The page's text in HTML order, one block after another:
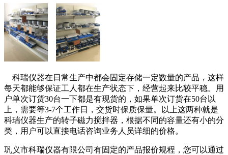
科瑞仪器在日常生产中都会固定存储一定数量的产品，这样
每天都能够保证工人都在生产状态下，经营起来比较平稳。用
户单次订货30台一下都是有现货的，如果单次订货在50台以
上，需要等3-7个工作日，交货时保质保量。以上这两种就是
科瑞仪器生产的转子磁力搅拌器，根据不同的容量还有小的分
类，用户可以直接电话咨询业务人员详细的价格。
巩义市科瑞仪器有限公司有固定的产品报价规程，您可以通过